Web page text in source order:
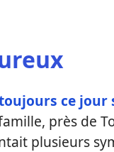
ce
près de
plusieurs